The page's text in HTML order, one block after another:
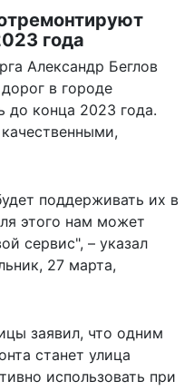
года
Александр Беглов
в городе
до конца 2023 года.
поддерживать их в
этого нам может
сервис", – указал
27 марта,
заявил, что одним
станет улица
использовать при